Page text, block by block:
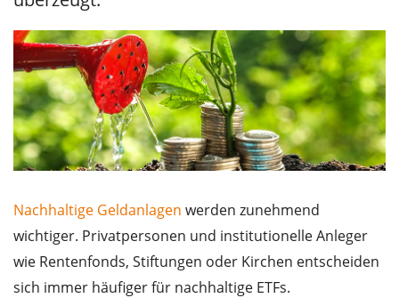
Nachhaltige Geldanlagen werden zunehmend
wichtiger. Privatpersonen und institutionelle Anleger
wie Rentenfonds, Stiftungen oder Kirchen entscheiden
sich immer häufiger für nachhaltige ETFs.